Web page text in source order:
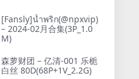
[Fansly]น้ำพริก(@npxvip)
– 2024-02月合集(3P_1.0
M)
森萝财团 – 亿清-001 乐栀
白丝 80D(68P+1V_2.2G)